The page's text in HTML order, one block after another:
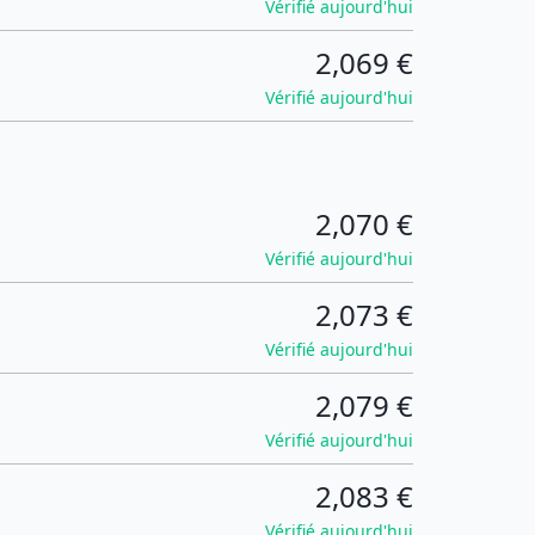
Vérifié aujourd'hui
2,069 €
Vérifié aujourd'hui
2,070 €
Vérifié aujourd'hui
2,073 €
Vérifié aujourd'hui
2,079 €
Vérifié aujourd'hui
2,083 €